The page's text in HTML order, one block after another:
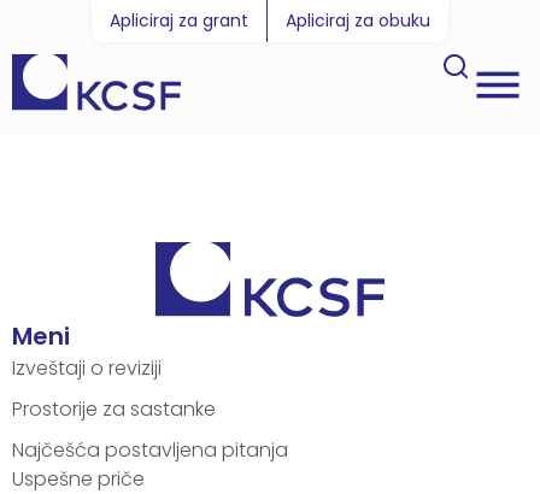
Apliciraj za grant Apliciraj za obuku
Meni
Izveštaji o reviziji
Prostorije za sastanke
Najčešća postavljena pitanja
Uspešne priče